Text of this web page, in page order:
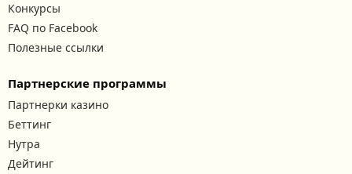
Конкурсы
FAQ по Facebook
Полезные ссылки
Партнерские программы
Партнерки казино
Беттинг
Нутра
Дейтинг